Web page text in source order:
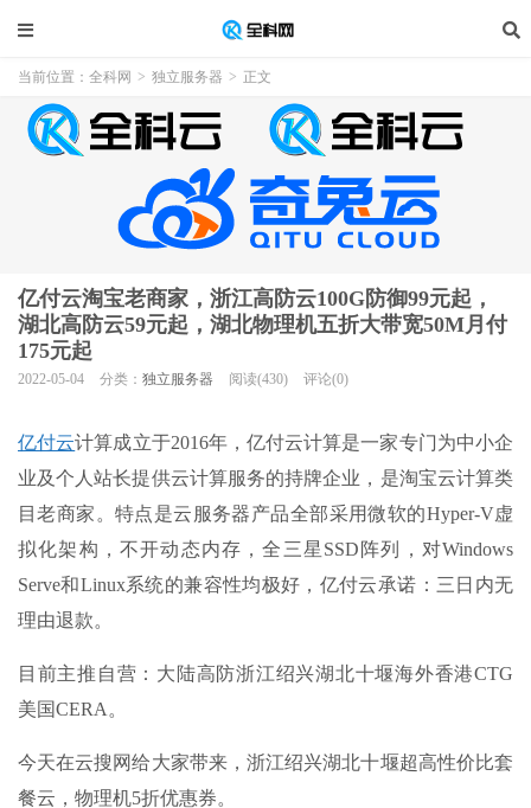
当前位置： 全科网 > 独立服务器 > 正文
亿付云淘宝老商家，浙江高防云100G防御99元起，
湖北高防云59元起，湖北物理机五折大带宽50M月付
175元起
2022-05-04 分类： 独立服务器 阅读(430) 评论(0)
亿付云计算成立于2016年，亿付云计算是一家专门为中小企
业及个人站长提供云计算服务的持牌企业，是淘宝云计算类
目老商家。特点是云服务器产品全部采用微软的Hyper-V虚
拟化架构，不开动态内存，全三星SSD阵列，对Windows
Serve和Linux系统的兼容性均极好，亿付云承诺：三日内无
理由退款。
目前主推自营：大陆高防浙江绍兴湖北十堰海外香港CTG
美国CERA。
今天在云搜网给大家带来，浙江绍兴湖北十堰超高性价比套
餐云，物理机5折优惠券。